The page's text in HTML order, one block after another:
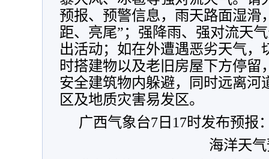
预报、预警信息， 雨天路面湿滑
距、亮尾”；强降雨、强对流天
出活动；如在外遭遇恶劣天气，
时搭建物以及老旧房屋下方停留
安全建筑物内躲避，同时远离河
区及地质灾害易发区。
广西气象台7日17时发布预报
海洋天